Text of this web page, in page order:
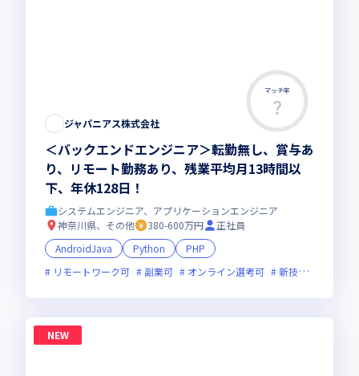
マッチ率
ジャパニアス株式会社
＜バックエンドエンジニア＞転勤無し、賞与あ
り、リモート勤務あり、残業平均月13時間以
下、年休128日！
システムエンジニア、アプリケーションエンジニア
神奈川県、その他
380-600万円
正社員
AndroidJava
Python
PHP
リモートワーク可
副業可 オンライン選考可 新技術に積極的
NEW